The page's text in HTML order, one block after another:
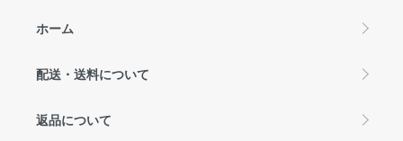
ホーム
配送・送料について
返品について